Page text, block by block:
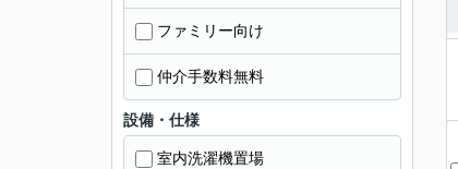
ファミリー向け
仲介手数料無料
設備・仕様
室内洗濯機置場